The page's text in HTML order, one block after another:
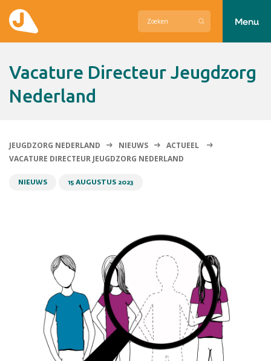
Contact
Menu
Vacature Directeur Jeugdzorg
Nederland
JEUGDZORG NEDERLAND NIEUWS
ACTUEEL
VACATURE DIRECTEUR JEUGDZORG NEDERLAND
NIEUWS 15 AUGUSTUS 2023